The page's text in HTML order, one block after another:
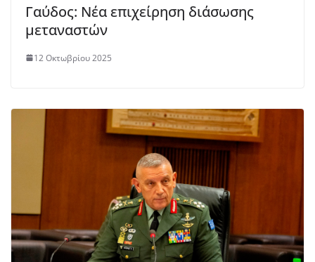
Γαύδος: Νέα επιχείρηση διάσωσης
μεταναστών
12 Οκτωβρίου 2025